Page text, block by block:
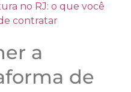
no RJ: o que você
contratar
a
de